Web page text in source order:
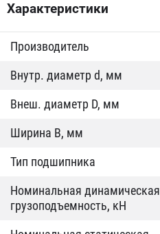
Характеристики
Производитель
Внутр. диаметр d, мм
Внеш. диаметр D, мм
Ширина B, мм
Тип подшипника
Номинальная динамическая
грузоподъемность, кН